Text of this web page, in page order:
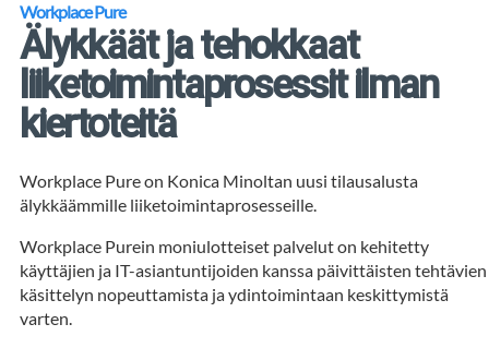
Workplace Pure
Älykkäät ja tehokkaat
liiketoimintaprosessit ilman
kiertoteitä
Workplace Pure on Konica Minoltan uusi tilausalusta
älykkäämmille liiketoimintaprosesseille.
Workplace Purein moniulotteiset palvelut on kehitetty
käyttäjien ja IT-asiantuntijoiden kanssa päivittäisten tehtävien
käsittelyn nopeuttamista ja ydintoimintaan keskittymistä
varten.